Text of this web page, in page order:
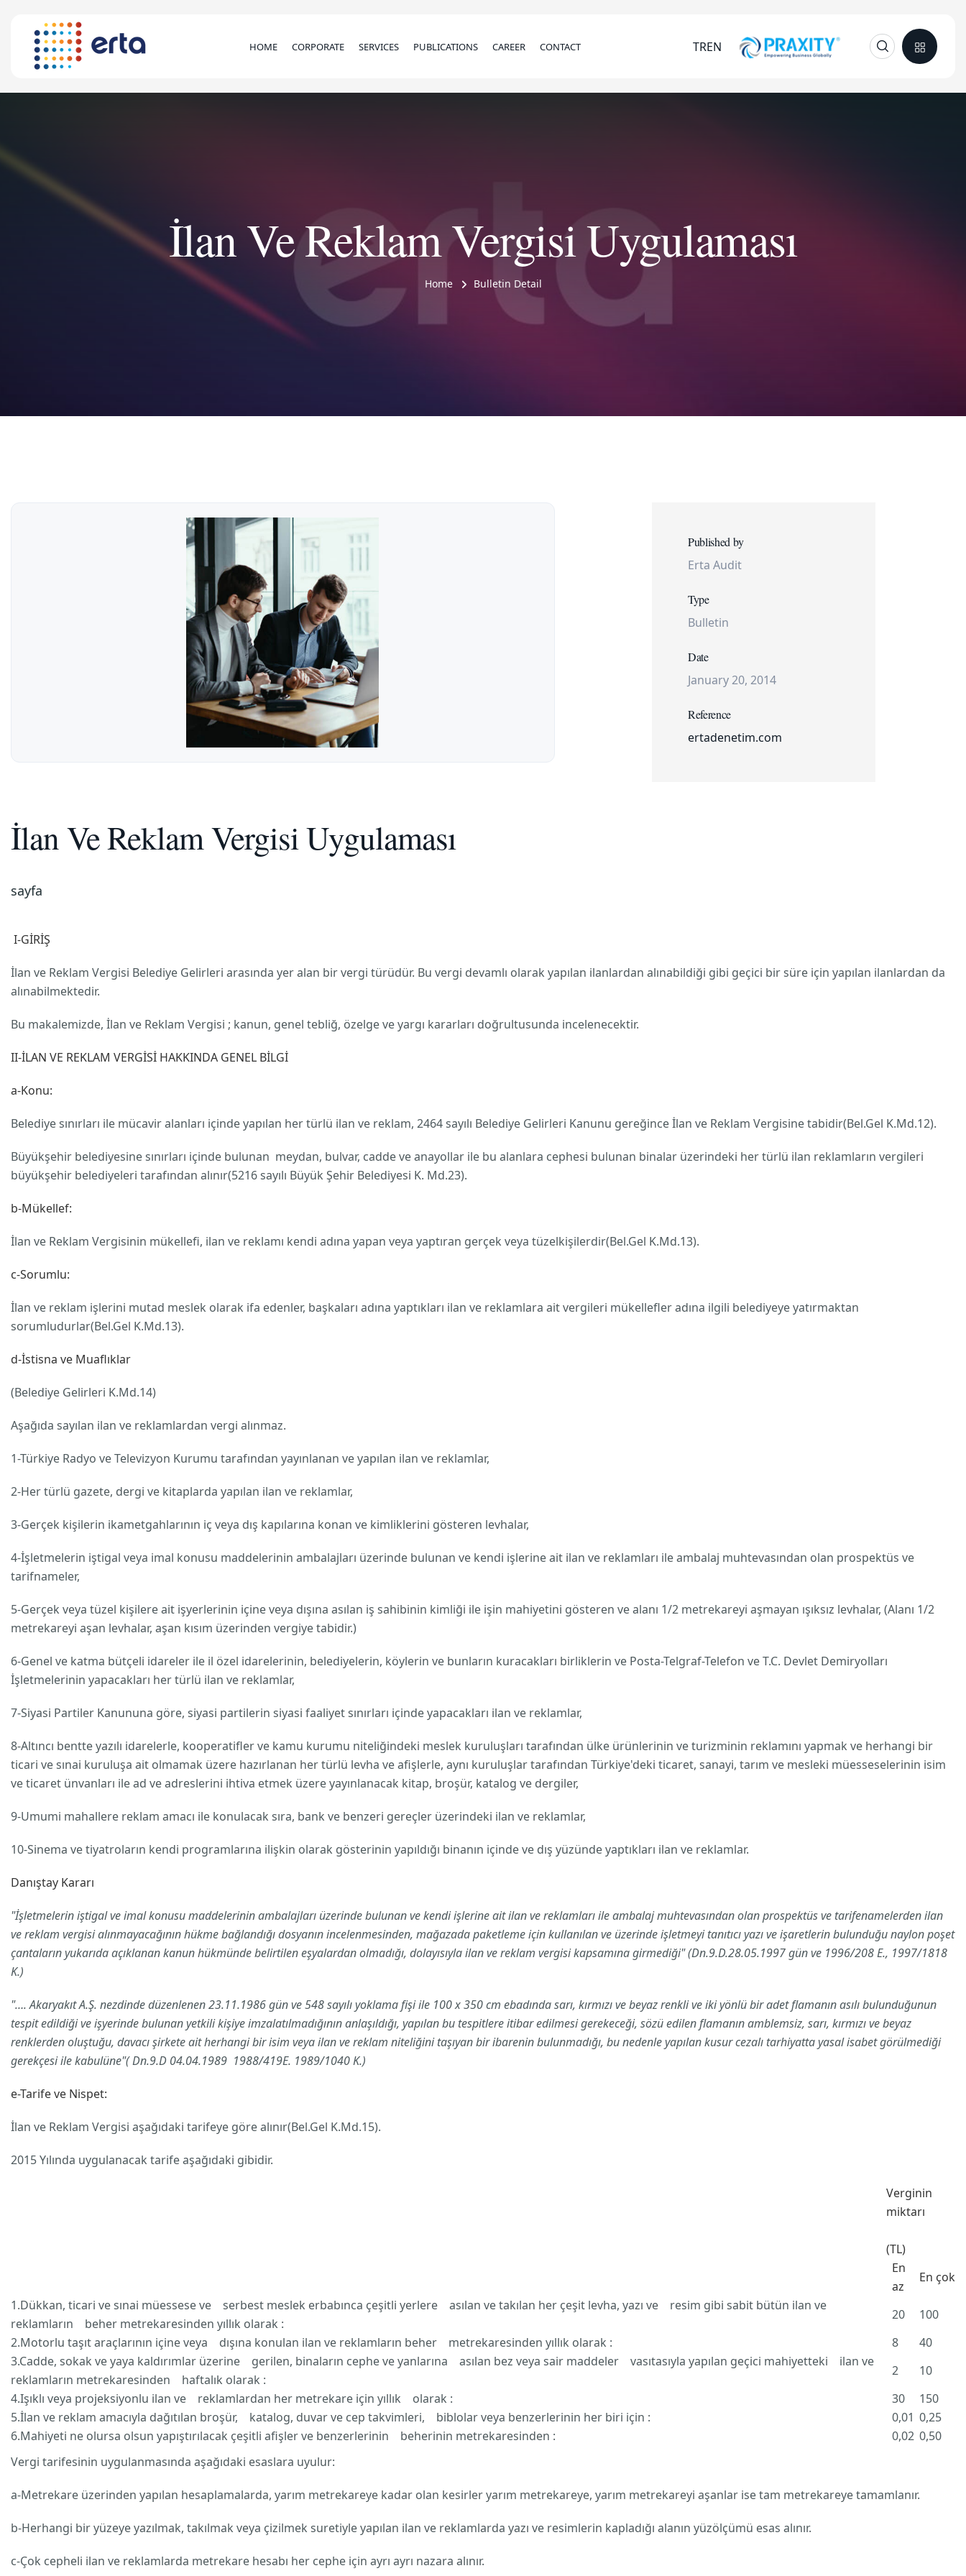
HOME CORPORATE SERVICES PUBLICATIONS CAREER CONTACT TREN
İlan Ve Reklam Vergisi Uygulaması
Home Bulletin Detail
Published by
Erta Audit
Type
Bulletin
Date
January 20, 2014
Reference
ertadenetim.com
İlan Ve Reklam Vergisi Uygulaması
sayfa
I-GİRİŞ
İlan ve Reklam Vergisi Belediye Gelirleri arasında yer alan bir vergi türüdür. Bu vergi devamlı olarak yapılan ilanlardan alınabildiği gibi geçici bir süre için yapılan ilanlardan da
alınabilmektedir.
Bu makalemizde, İlan ve Reklam Vergisi ; kanun, genel tebliğ, özelge ve yargı kararları doğrultusunda incelenecektir.
II-İLAN VE REKLAM VERGİSİ HAKKINDA GENEL BİLGİ
a-Konu:
Belediye sınırları ile mücavir alanları içinde yapılan her türlü ilan ve reklam, 2464 sayılı Belediye Gelirleri Kanunu gereğince İlan ve Reklam Vergisine tabidir(Bel.Gel K.Md.12).
Büyükşehir belediyesine sınırları içinde bulunan meydan, bulvar, cadde ve anayollar ile bu alanlara cephesi bulunan binalar üzerindeki her türlü ilan reklamların vergileri
büyükşehir belediyeleri tarafından alınır(5216 sayılı Büyük Şehir Belediyesi K. Md.23).
b-Mükellef:
İlan ve Reklam Vergisinin mükellefi, ilan ve reklamı kendi adına yapan veya yaptıran gerçek veya tüzelkişilerdir(Bel.Gel K.Md.13).
c-Sorumlu:
İlan ve reklam işlerini mutad meslek olarak ifa edenler, başkaları adına yaptıkları ilan ve reklamlara ait vergileri mükellefler adına ilgili belediyeye yatırmaktan
sorumludurlar(Bel.Gel K.Md.13).
d-İstisna ve Muaflıklar
(Belediye Gelirleri K.Md.14)
Aşağıda sayılan ilan ve reklamlardan vergi alınmaz.
1-Türkiye Radyo ve Televizyon Kurumu tarafından yayınlanan ve yapılan ilan ve reklamlar,
2-Her türlü gazete, dergi ve kitaplarda yapılan ilan ve reklamlar,
3-Gerçek kişilerin ikametgahlarının iç veya dış kapılarına konan ve kimliklerini gösteren levhalar,
4-İşletmelerin iştigal veya imal konusu maddelerinin ambalajları üzerinde bulunan ve kendi işlerine ait ilan ve reklamları ile ambalaj muhtevasından olan prospektüs ve
tarifnameler,
5-Gerçek veya tüzel kişilere ait işyerlerinin içine veya dışına asılan iş sahibinin kimliği ile işin mahiyetini gösteren ve alanı 1/2 metrekareyi aşmayan ışıksız levhalar, (Alanı 1/2
metrekareyi aşan levhalar, aşan kısım üzerinden vergiye tabidir.)
6-Genel ve katma bütçeli idareler ile il özel idarelerinin, belediyelerin, köylerin ve bunların kuracakları birliklerin ve Posta-Telgraf-Telefon ve T.C. Devlet Demiryolları
İşletmelerinin yapacakları her türlü ilan ve reklamlar,
7-Siyasi Partiler Kanununa göre, siyasi partilerin siyasi faaliyet sınırları içinde yapacakları ilan ve reklamlar,
8-Altıncı bentte yazılı idarelerle, kooperatifler ve kamu kurumu niteliğindeki meslek kuruluşları tarafından ülke ürünlerinin ve turizminin reklamını yapmak ve herhangi bir
ticari ve sınai kuruluşa ait olmamak üzere hazırlanan her türlü levha ve afişlerle, aynı kuruluşlar tarafından Türkiye'deki ticaret, sanayi, tarım ve mesleki müesseselerinin isim
ve ticaret ünvanları ile ad ve adreslerini ihtiva etmek üzere yayınlanacak kitap, broşür, katalog ve dergiler,
9-Umumi mahallere reklam amacı ile konulacak sıra, bank ve benzeri gereçler üzerindeki ilan ve reklamlar,
10-Sinema ve tiyatroların kendi programlarına ilişkin olarak gösterinin yapıldığı binanın içinde ve dış yüzünde yaptıkları ilan ve reklamlar.
Danıştay Kararı
"İşletmelerin iştigal ve imal konusu maddelerinin ambalajları üzerinde bulunan ve kendi işlerine ait ilan ve reklamları ile ambalaj muhtevasından olan prospektüs ve tarifenamelerden ilan
ve reklam vergisi alınmayacağının hükme bağlandığı dosyanın incelenmesinden, mağazada paketleme için kullanılan ve üzerinde işletmeyi tanıtıcı yazı ve işaretlerin bulunduğu naylon poşet
çantaların yukarıda açıklanan kanun hükmünde belirtilen eşyalardan olmadığı, dolayısıyla ilan ve reklam vergisi kapsamına girmediği" (Dn.9.D.28.05.1997 gün ve 1996/208 E., 1997/1818
K.)
"…. Akaryakıt A.Ş. nezdinde düzenlenen 23.11.1986 gün ve 548 sayılı yoklama fişi ile 100 x 350 cm ebadında sarı, kırmızı ve beyaz renkli ve iki yönlü bir adet flamanın asılı bulunduğunun
tespit edildiği ve işyerinde bulunan yetkili kişiye imzalatılmadığının anlaşıldığı, yapılan bu tespitlere itibar edilmesi gerekeceği, sözü edilen flamanın amblemsiz, sarı, kırmızı ve beyaz
renklerden oluştuğu, davacı şirkete ait herhangi bir isim veya ilan ve reklam niteliğini taşıyan bir ibarenin bulunmadığı, bu nedenle yapılan kusur cezalı tarhiyatta yasal isabet görülmediği
gerekçesi ile kabulüne"( Dn.9.D 04.04.1989 1988/419E. 1989/1040 K.)
e-Tarife ve Nispet:
İlan ve Reklam Vergisi aşağıdaki tarifeye göre alınır(Bel.Gel K.Md.15).
2015 Yılında uygulanacak tarife aşağıdaki gibidir.
Verginin
miktarı
(TL)
En
az
En çok
1.Dükkan, ticari ve sınai müessese ve serbest meslek erbabınca çeşitli yerlere asılan ve takılan her çeşit levha, yazı ve resim gibi sabit bütün ilan ve
reklamların beher metrekaresinden yıllık olarak :
20
100
2.Motorlu taşıt araçlarının içine veya dışına konulan ilan ve reklamların beher metrekaresinden yıllık olarak :
8
40
3.Cadde, sokak ve yaya kaldırımlar üzerine gerilen, binaların cephe ve yanlarına asılan bez veya sair maddeler vasıtasıyla yapılan geçici mahiyetteki ilan ve
reklamların metrekaresinden haftalık olarak :
2
10
4.Işıklı veya projeksiyonlu ilan ve reklamlardan her metrekare için yıllık olarak :
30
150
5.İlan ve reklam amacıyla dağıtılan broşür, katalog, duvar ve cep takvimleri, biblolar veya benzerlerinin her biri için :
0,01 0,25
6.Mahiyeti ne olursa olsun yapıştırılacak çeşitli afişler ve benzerlerinin beherinin metrekaresinden :
0,02 0,50
Vergi tarifesinin uygulanmasında aşağıdaki esaslara uyulur:
a-Metrekare üzerinden yapılan hesaplamalarda, yarım metrekareye kadar olan kesirler yarım metrekareye, yarım metrekareyi aşanlar ise tam metrekareye tamamlanır.
b-Herhangi bir yüzeye yazılmak, takılmak veya çizilmek suretiyle yapılan ilan ve reklamlarda yazı ve resimlerin kapladığı alanın yüzölçümü esas alınır.
c-Çok cepheli ilan ve reklamlarda metrekare hesabı her cephe için ayrı ayrı nazara alınır.